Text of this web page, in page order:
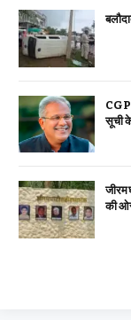
सूची
जीरम
की